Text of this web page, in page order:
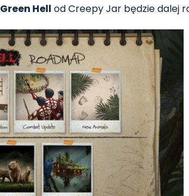
Green Hell od Creepy Jar będzie dalej